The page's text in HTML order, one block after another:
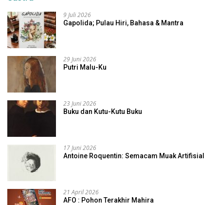
9 Juli 2026
Gapolida; Pulau Hiri, Bahasa & Mantra
29 Juni 2026
Putri Malu-Ku
23 Juni 2026
Buku dan Kutu-Kutu Buku
17 Juni 2026
Antoine Roquentin: Semacam Muak Artifisial
21 April 2026
AFO : Pohon Terakhir Mahira